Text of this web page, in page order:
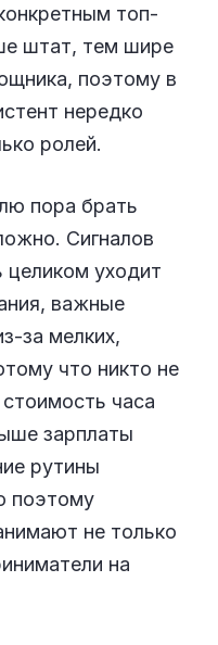
топ-
штат, тем шире
поэтому в
нередко
ролей.
пора брать
Сигналов
целиком уходит
важные
за мелких,
что никто не
часа
зарплаты
рутины
поэтому
не только
на